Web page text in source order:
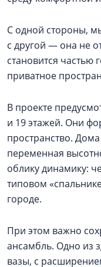
С одной стороны,
с другой — она не
становится частью
приватное
В проекте
и 19 этажей. Они
пространство.
переменная
облику динамику:
типовом
городе.
При этом важно
ансамбль. Одно из
вазы, с